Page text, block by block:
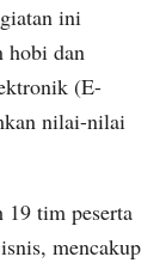
ini
hobi dan
(E-
nilai-nilai
tim peserta
mencakup